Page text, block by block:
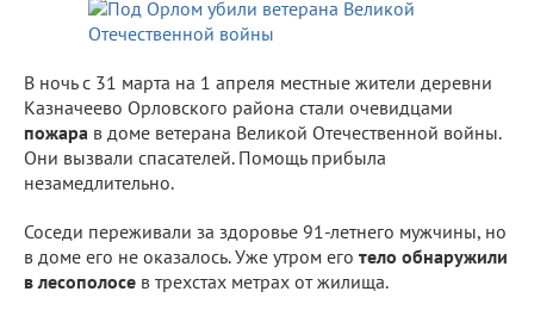
В ночь с 31 марта на 1 апреля местные жители деревни
Казначеево Орловского района стали очевидцами
пожара в доме ветерана Великой Отечественной войны.
Они вызвали спасателей. Помощь прибыла
незамедлительно.
Соседи переживали за здоровье 91-летнего мужчины, но
в доме его не оказалось. Уже утром его тело обнаружили
в лесополосе в трехстах метрах от жилища.